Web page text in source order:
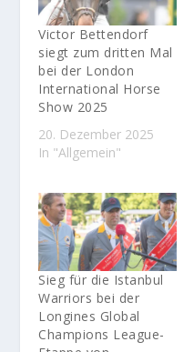
Victor Bettendorf
siegt zum dritten Mal
bei der London
International Horse
Show 2025
20. Dezember 2025
In "Allgemein"
Sieg für die Istanbul
Warriors bei der
Longines Global
Champions League-